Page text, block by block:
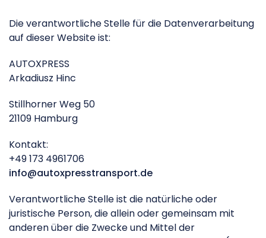
Die verantwortliche Stelle für die Datenverarbeitung
auf dieser Website ist:
AUTOXPRESS
Arkadiusz Hinc
Stillhorner Weg 50
21109 Hamburg
Kontakt:
+49 173 4961706
info@autoxpresstransport.de
Verantwortliche Stelle ist die natürliche oder
juristische Person, die allein oder gemeinsam mit
anderen über die Zwecke und Mittel der